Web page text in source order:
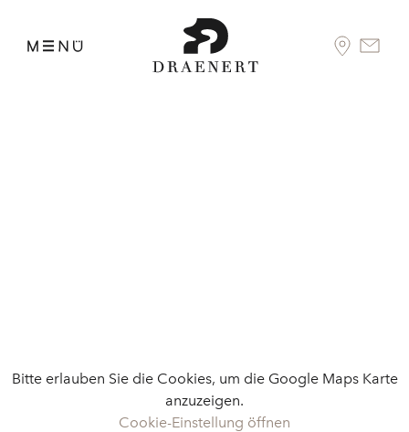
Bitte erlauben Sie die Cookies, um die Google Maps Karte
anzuzeigen.
Cookie-Einstellung öffnen